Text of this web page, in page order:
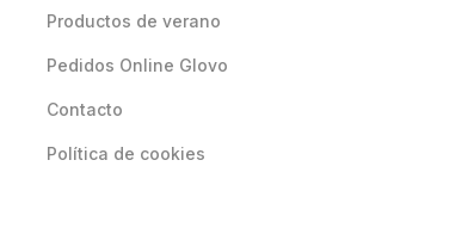
Productos de verano
Pedidos Online Glovo
Contacto
Política de cookies